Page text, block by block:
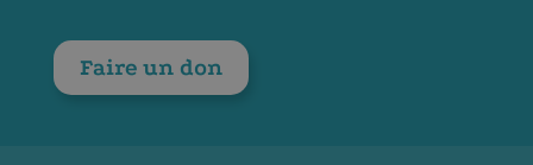
Faire un don